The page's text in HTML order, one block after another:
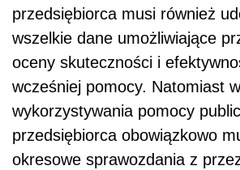
przedsiębiorca musi również
wszelkie dane umożliwiające
oceny skuteczności i
wcześniej pomocy. Natomiast
wykorzystywania pomocy
przedsiębiorca obowiązkowo
okresowe sprawozdania z